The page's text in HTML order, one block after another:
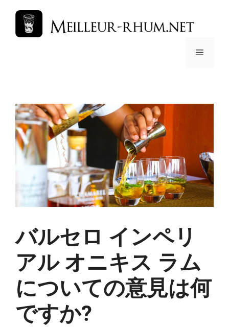
メ
バルセロ インペリ
アル オニキス ラム
についての意見は何
ですか?